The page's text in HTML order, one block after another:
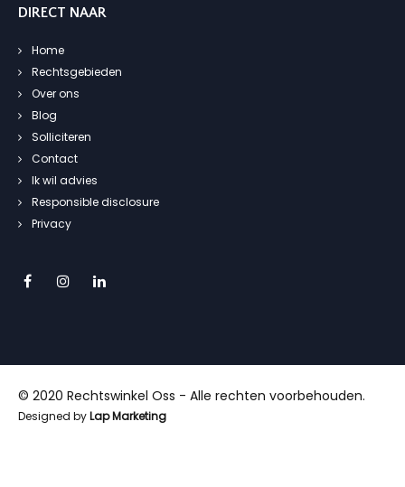
DIRECT NAAR
Home
Rechtsgebieden
Over ons
Blog
Solliciteren
Contact
Ik wil advies
Responsible disclosure
Privacy
© 2020 Rechtswinkel Oss - Alle rechten voorbehouden.
Designed byLap Marketing